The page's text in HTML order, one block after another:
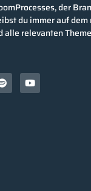
der
du immer auf
relevanten